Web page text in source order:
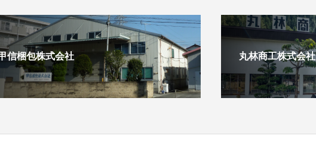
信梱包株式会社 丸林商工株式会社